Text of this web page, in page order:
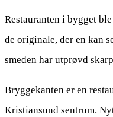
Restauranten i bygget
de originale, der en kan
smeden har utprøvd
Bryggekanten er en
Kristiansund sentrum.